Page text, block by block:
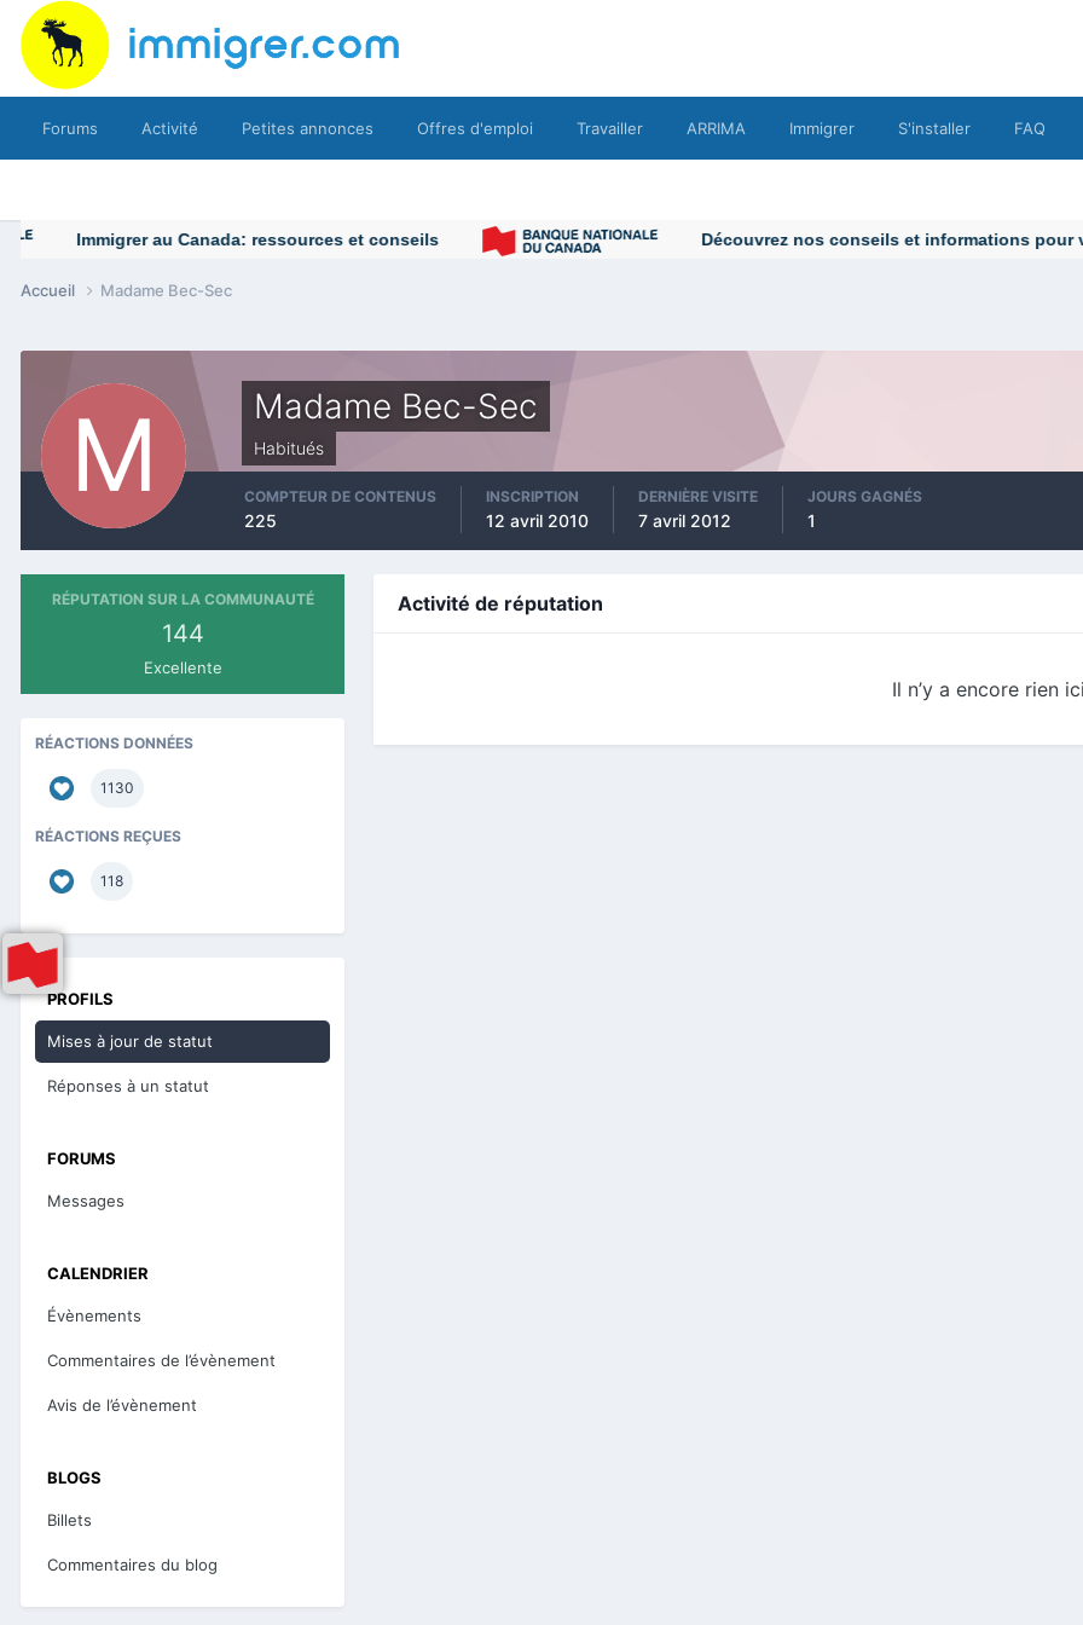
Forums Activité Petites annonces Offres d'emploi Travailler ARRIMA Immigrer S'installer FAQ
Immigrer au Canada: ressources et conseils Découvrez nos conseils et informations pour
Accueil Madame Bec-Sec
Madame Bec-Sec
Habitués
COMPTEUR DE CONTENUS
225
INSCRIPTION
12 avril 2010
DERNIÈRE VISITE
7 avril 2012
JOURS GAGNÉS
1
RÉPUTATION SUR LA COMMUNAUTÉ
144
Excellente
RÉACTIONS DONNÉES
1130
RÉACTIONS REÇUES
118
PROFILS
Mises à jour de statut
Réponses à un statut
FORUMS
Messages
CALENDRIER
Évènements
Commentaires de l’évènement
Avis de l’évènement
BLOGS
Billets
Commentaires du blog
Activité de réputation
Il n’y a encore rien